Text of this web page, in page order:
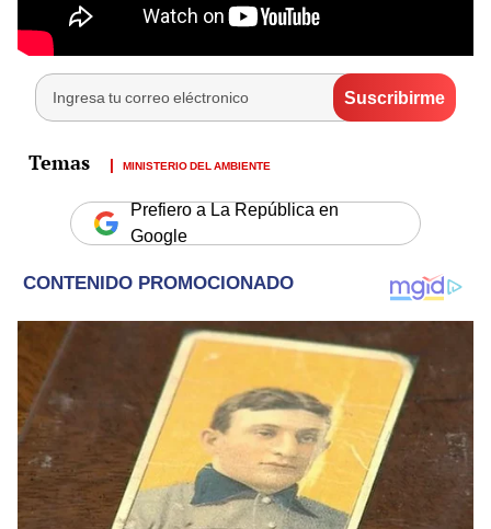
MINISTERIO DEL AMBIENTE
Prefiero a La República en
Google